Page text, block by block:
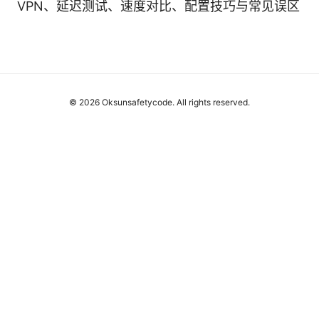
VPN、延迟测试、速度对比、配置技巧与常见误区
© 2026 Oksunsafetycode. All rights reserved.